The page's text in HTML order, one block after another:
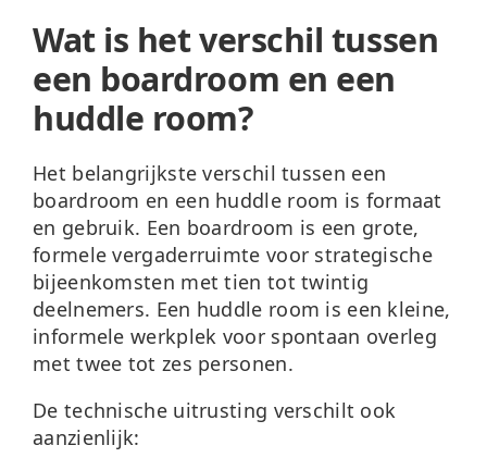
Wat is het verschil tussen
een boardroom en een
huddle room?
Het belangrijkste verschil tussen een
boardroom en een huddle room is formaat
en gebruik. Een boardroom is een grote,
formele vergaderruimte voor strategische
bijeenkomsten met tien tot twintig
deelnemers. Een huddle room is een kleine,
informele werkplek voor spontaan overleg
met twee tot zes personen.
De technische uitrusting verschilt ook
aanzienlijk: